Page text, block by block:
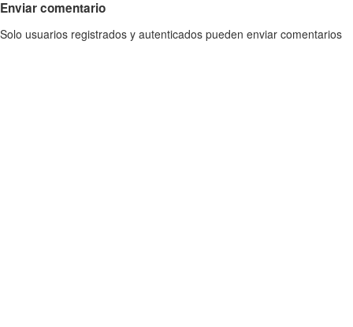
Enviar comentario
Solo usuarios registrados y autenticados pueden enviar comentarios